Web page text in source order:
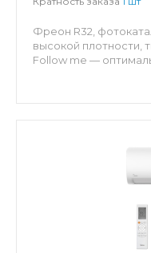
Фреон R32,
высокой плотности,
Follow me —